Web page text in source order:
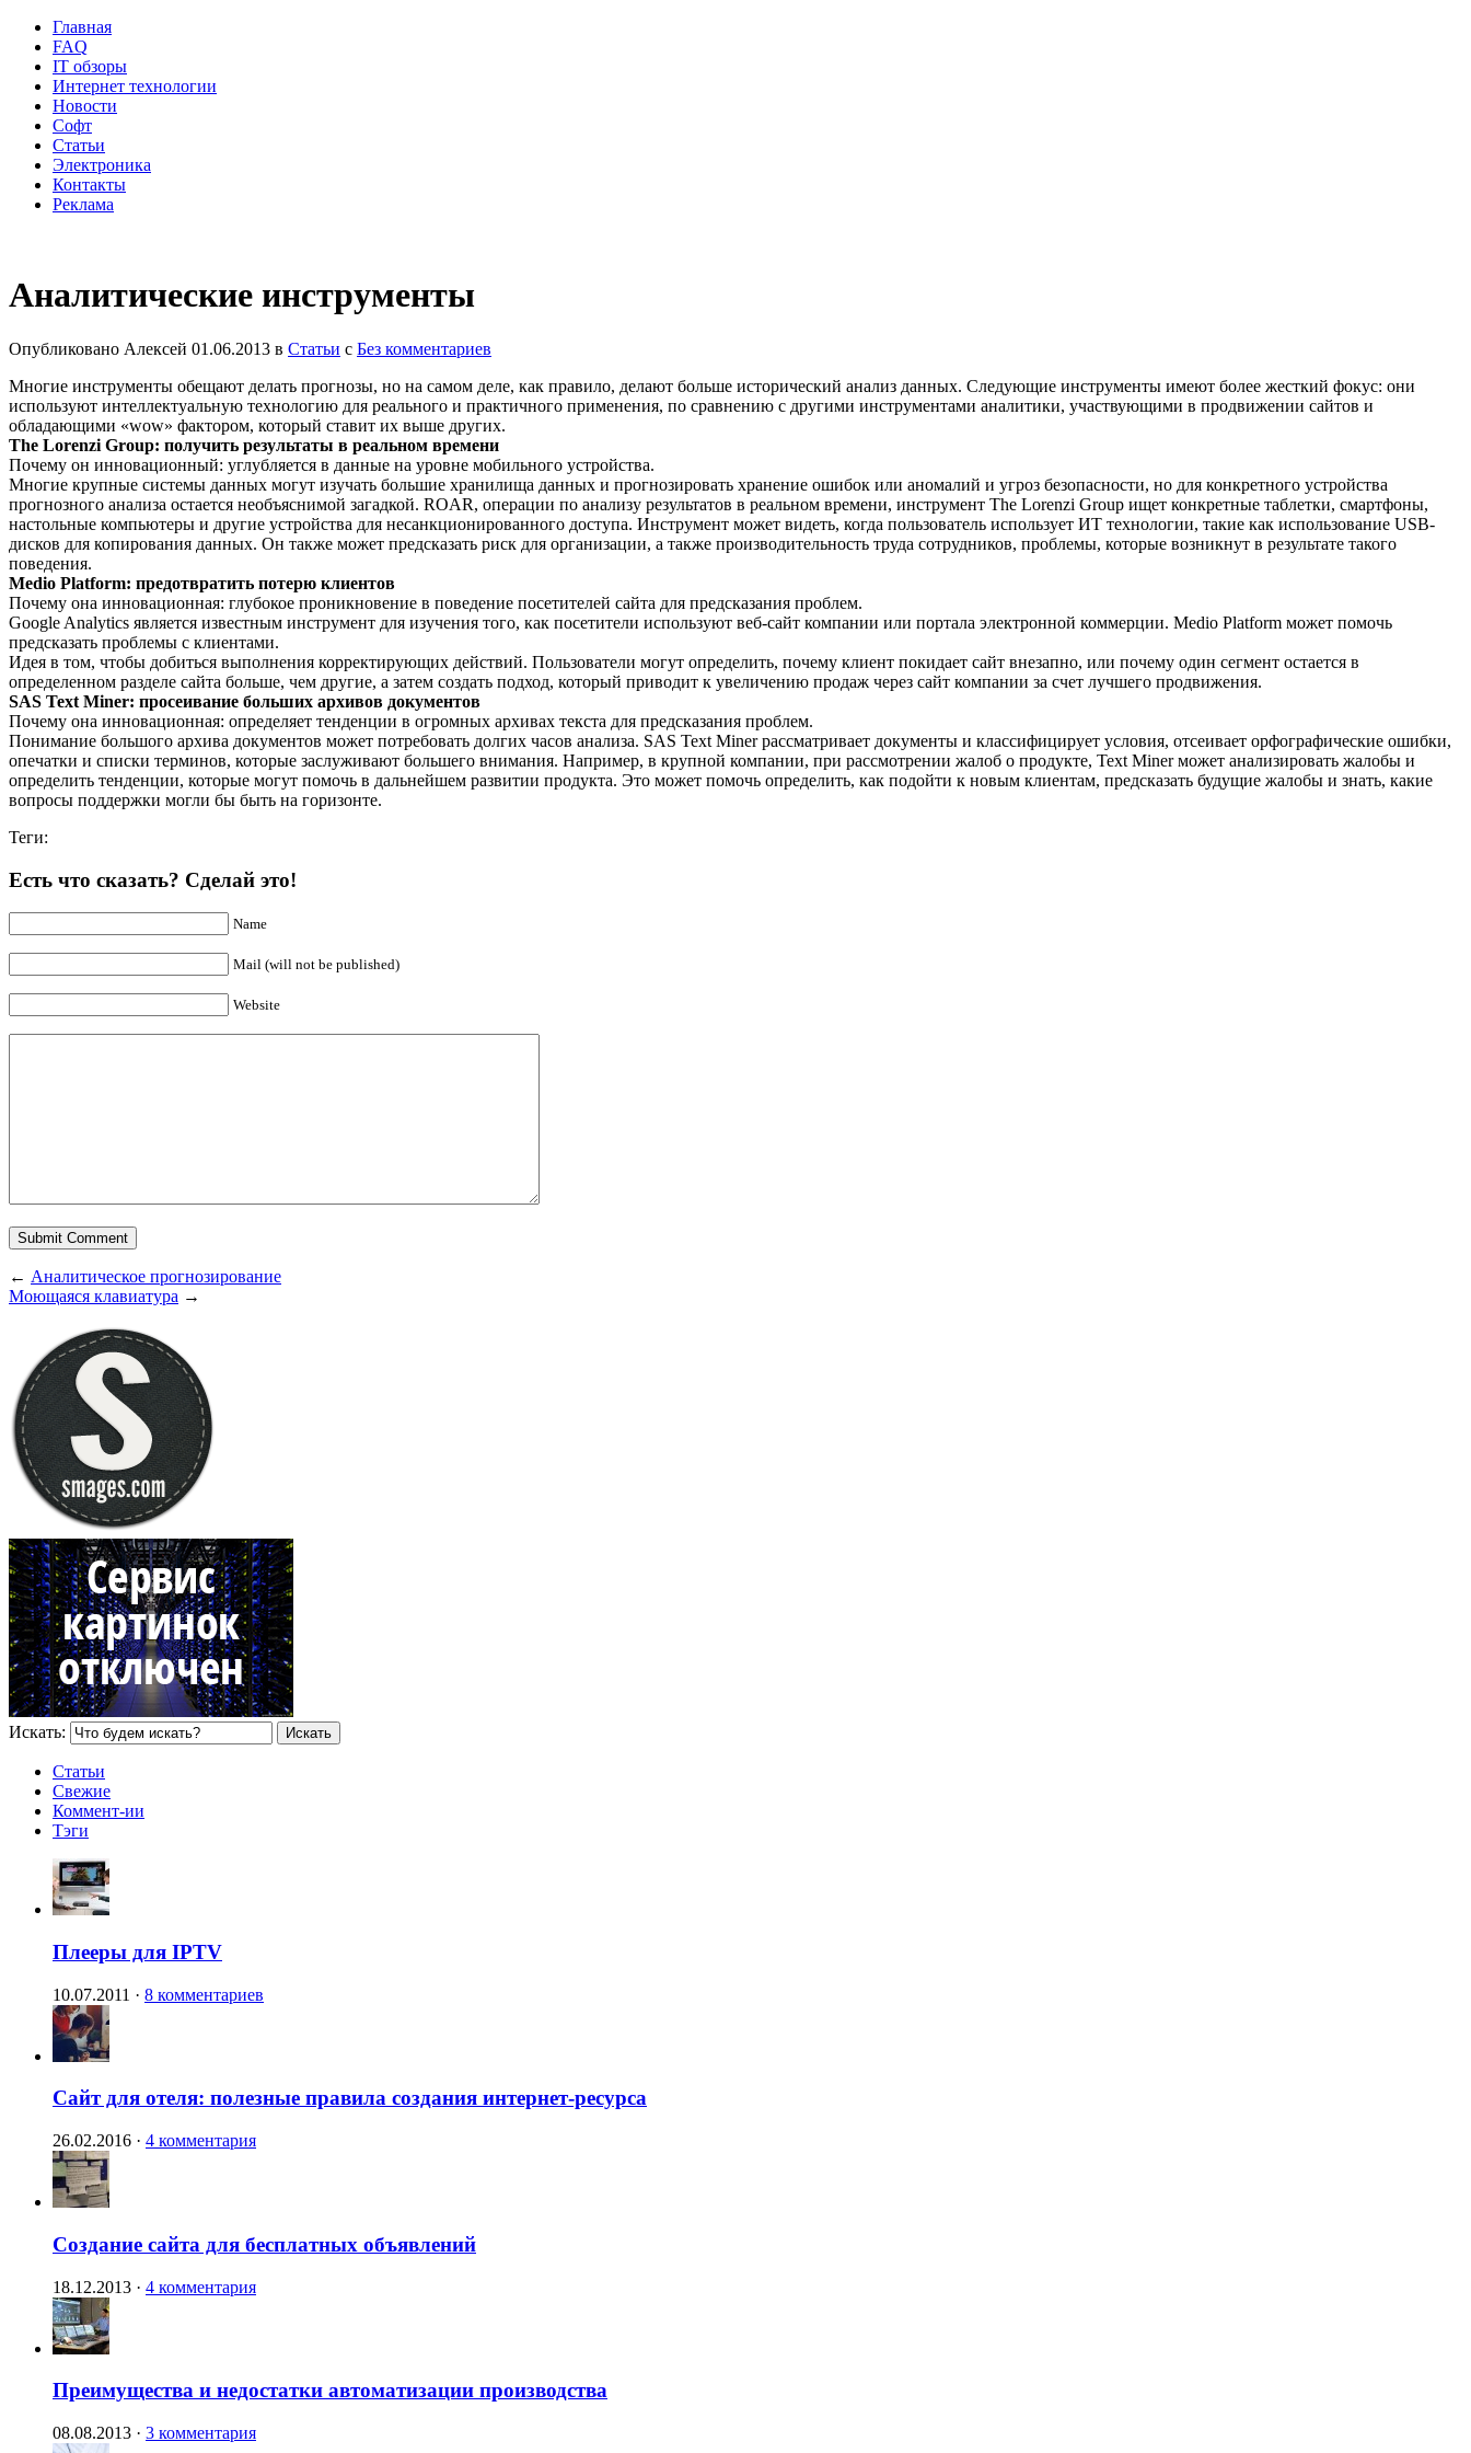
Главная
FAQ
IT обзоры
Интернет технологии
Новости
Софт
Статьи
Электроника
Контакты
Реклама
Аналитические инструменты
Опубликовано Алексей 01.06.2013 в Статьи с Без комментариев
Многие инструменты обещают делать прогнозы, но на самом деле, как правило, делают больше исторический анализ данных. Следующие инструменты имеют более жесткий фокус: они
используют интеллектуальную технологию для реального и практичного применения, по сравнению с другими инструментами аналитики, участвующими в продвижении сайтов и
обладающими «wow» фактором, который ставит их выше других.
The Lorenzi Group: получить результаты в реальном времени
Почему он инновационный: углубляется в данные на уровне мобильного устройства.
Многие крупные системы данных могут изучать большие хранилища данных и прогнозировать хранение ошибок или аномалий и угроз безопасности, но для конкретного устройства
прогнозного анализа остается необъяснимой загадкой. ROAR, операции по анализу результатов в реальном времени, инструмент The Lorenzi Group ищет конкретные таблетки, смартфоны,
настольные компьютеры и другие устройства для несанкционированного доступа. Инструмент может видеть, когда пользователь использует ИТ технологии, такие как использование USB-
дисков для копирования данных. Он также может предсказать риск для организации, а также производительность труда сотрудников, проблемы, которые возникнут в результате такого
поведения.
Medio Platform: предотвратить потерю клиентов
Почему она инновационная: глубокое проникновение в поведение посетителей сайта для предсказания проблем.
Google Analytics является известным инструмент для изучения того, как посетители используют веб-сайт компании или портала электронной коммерции. Medio Platform может помочь
предсказать проблемы с клиентами.
Идея в том, чтобы добиться выполнения корректирующих действий. Пользователи могут определить, почему клиент покидает сайт внезапно, или почему один сегмент остается в
определенном разделе сайта больше, чем другие, а затем создать подход, который приводит к увеличению продаж через сайт компании за счет лучшего продвижения.
SAS Text Miner: просеивание больших архивов документов
Почему она инновационная: определяет тенденции в огромных архивах текста для предсказания проблем.
Понимание большого архива документов может потребовать долгих часов анализа. SAS Text Miner рассматривает документы и классифицирует условия, отсеивает орфографические ошибки,
опечатки и списки терминов, которые заслуживают большего внимания. Например, в крупной компании, при рассмотрении жалоб о продукте, Text Miner может анализировать жалобы и
определить тенденции, которые могут помочь в дальнейшем развитии продукта. Это может помочь определить, как подойти к новым клиентам, предсказать будущие жалобы и знать, какие
вопросы поддержки могли бы быть на горизонте.
Теги:
Есть что сказать? Сделай это!
Name
Mail (will not be published)
Website
← Аналитическое прогнозирование
Моющаяся клавиатура →
Искать:
Статьи
Свежие
Коммент-ии
Тэги
Плееры для IPTV
10.07.2011 · 8 комментариев
Сайт для отеля: полезные правила создания интернет-ресурса
26.02.2016 · 4 комментария
Создание сайта для бесплатных объявлений
18.12.2013 · 4 комментария
Преимущества и недостатки автоматизации производства
08.08.2013 · 3 комментария